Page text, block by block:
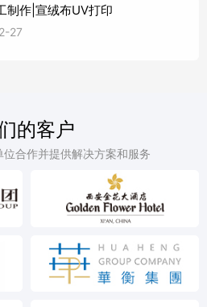
制作|宣绒布UV打印
27
的客户
合作并提供解决方案和服务